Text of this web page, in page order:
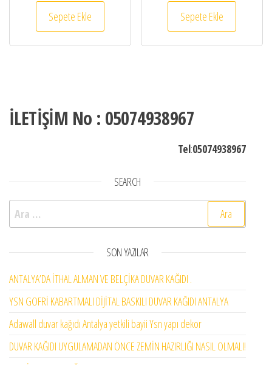
Sepete Ekle Sepete Ekle
İLETİŞİM No : 05074938967
Tel:05074938967
SEARCH
Arama:
SON YAZILAR
ANTALYA’DA İTHAL ALMAN VE BELÇİKA DUVAR KAĞIDI .
YSN GOFRİ KABARTMALI DİJİTAL BASKILI DUVAR KAĞIDI ANTALYA
Adawall duvar kağıdı Antalya yetkili bayii Ysn yapı dekor
DUVAR KAĞIDI UYGULAMADAN ÖNCE ZEMİN HAZIRLIĞI NASIL OLMALI!